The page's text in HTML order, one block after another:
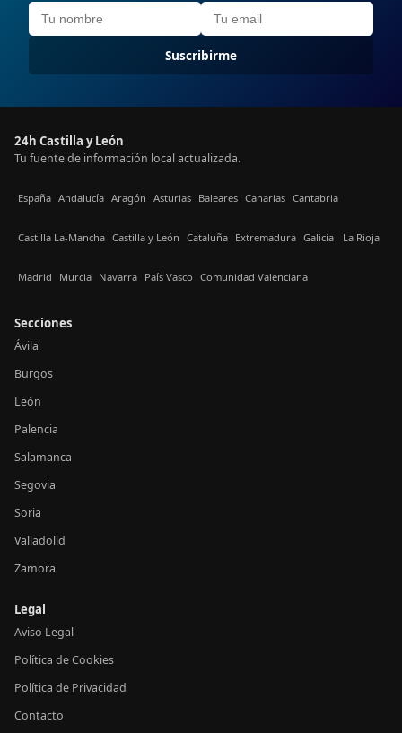
Suscribirme
24h Castilla y León
Tu fuente de información local actualizada.
España Andalucía Aragón Asturias Baleares Canarias Cantabria
Castilla La-Mancha Castilla y León Cataluña Extremadura Galicia La Rioja
Madrid Murcia Navarra País Vasco Comunidad Valenciana
Secciones
Ávila
Burgos
León
Palencia
Salamanca
Segovia
Soria
Valladolid
Zamora
Legal
Aviso Legal
Política de Cookies
Política de Privacidad
Contacto